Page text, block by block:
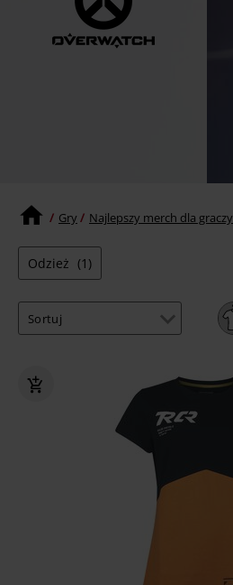
Gry Najlepszy merch dla graczy
Odzież (1)